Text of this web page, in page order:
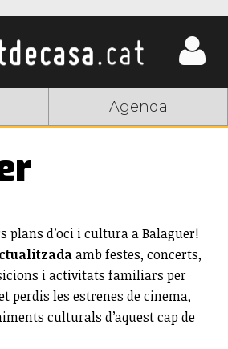
Agenda
plans d’oci i cultura a Balaguer!
amb festes, concerts,
i activitats familiars per
perdis les estrenes de cinema,
culturals d’aquest cap de